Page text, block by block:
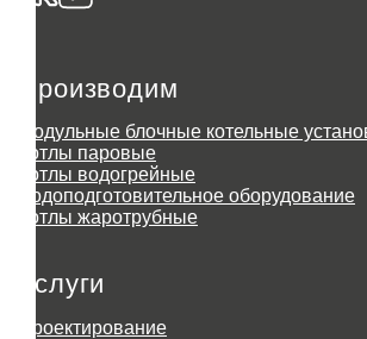
Производим
Модульные блочные котельные
Котлы паровые
Котлы водогрейные
Водоподготовительное оборудование
Котлы жаротрубные
Услуги
Проектирование